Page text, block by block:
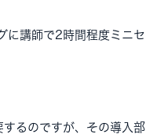
に講師で2時間程度ミニセ
るのですが、その導入部